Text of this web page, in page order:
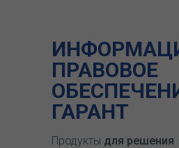
ПРАВОВОЕ
ГАРАНТ
Продукты для решения